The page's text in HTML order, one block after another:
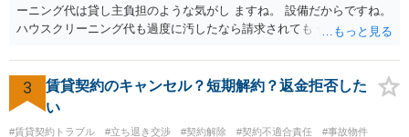
ーニング代は貸し主負担のような気がし ますね。 設備だからですね。
ハウスクリーニング代も過度に汚したなら請求されても 仕方ないでし
の借主のための清掃だと思いますね。 ほっといて争ってみたらいいで
しょう。
3
賃貸契約のキャンセル？短期解約？返金拒否した
い
#賃貸契約トラブル #立ち退き交渉 #契約解除 #契約不適合責任 #事故物件